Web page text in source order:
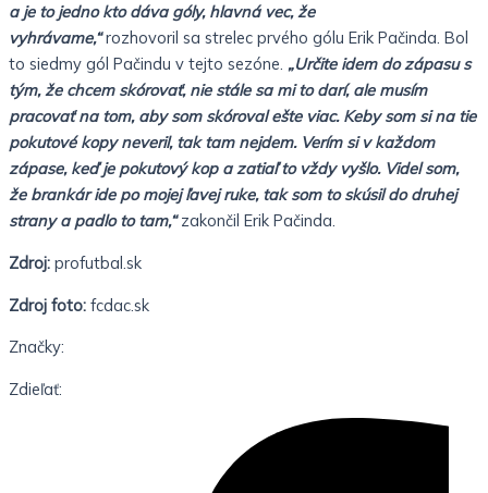
a je to jedno kto dáva góly, hlavná vec, že
vyhrávame,“rozhovoril sa strelec prvého gólu Erik Pačinda. Bol
to siedmy gól Pačindu v tejto sezóne. „Určite idem do zápasu s
tým, že chcem skórovať, nie stále sa mi to darí, ale musím
pracovať na tom, aby som skóroval ešte viac. Keby som si na tie
pokutové kopy neveril, tak tam nejdem. Verím si v každom
zápase, keď je pokutový kop a zatiaľ to vždy vyšlo. Videl som,
že brankár ide po mojej ľavej ruke, tak som to skúsil do druhej
strany a padlo to tam,“ zakončil Erik Pačinda.
Zdroj: profutbal.sk
Zdroj foto: fcdac.sk
Značky:
Zdieľať: